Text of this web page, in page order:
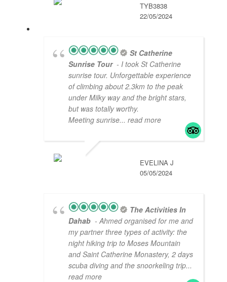
TYB3838
22/05/2024
St Catherine
Sunrise Tour - I took St Catherine
sunrise tour. Unforgettable experience
of climbing about 2.3km to the peak
under Milky way and the bright stars,
but was totally worthy.
Meeting sunrise... read more
EVELINA J
05/05/2024
The Activities In
Dahab - Ahmed organised for me and
my partner three types of activity: the
night hiking trip to Moses Mountain
and Saint Catherine Monastery, 2 days
scuba diving and the snoorkeling trip...
read more